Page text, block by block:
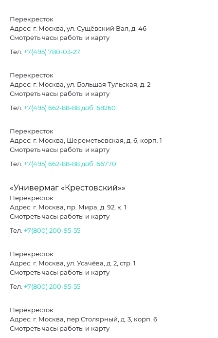
Перекресток
Адрес: г. Москва, ул. Сущёвский Вал, д. 46
Смотреть часы работы и карту
Тел. +7(495) 780-03-27
Перекресток
Адрес: г. Москва, ул. Большая Тульская, д. 2
Смотреть часы работы и карту
Тел. +7(495) 662-88-88 доб. 68260
Перекресток
Адрес: г. Москва, Шереметьевская, д. 6, корп. 1
Смотреть часы работы и карту
Тел. +7(495) 662-88-88 доб. 66770
«Универмаг «Крестовский»»
Перекресток
Адрес: г. Москва, пр. Мира, д. 92, к. 1
Смотреть часы работы и карту
Тел. +7(800) 200-95-55
Перекресток
Адрес: г. Москва, ул. Усачёва, д. 2, стр. 1
Смотреть часы работы и карту
Тел. +7(800) 200-95-55
Перекресток
Адрес: г. Москва, пер Столярный, д. 3, корп. 6
Смотреть часы работы и карту